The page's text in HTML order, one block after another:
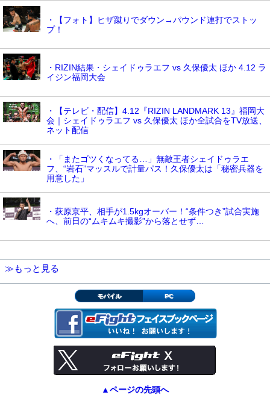
・【フォト】ヒザ蹴りでダウン→パウンド連打でストッ
プ！
・RIZIN結果・シェイドゥラエフ vs 久保優太 ほか 4.12 ラ
イジン福岡大会
・【テレビ・配信】4.12『RIZIN LANDMARK 13』福岡大
会｜シェイドゥラエフ vs 久保優太 ほか全試合をTV放送、
ネット配信
・「またゴツくなってる…」無敵王者シェイドゥラエ
フ、“岩石”マッスルで計量パス！久保優太は「秘密兵器を
用意した」
・萩原京平、相手が1.5kgオーバー！“条件つき”試合実施
へ、前日の“ムキムキ撮影”から落とせず…
≫もっと見る
モバイル PC
▲ページの先頭へ